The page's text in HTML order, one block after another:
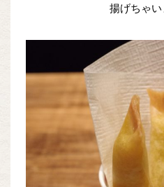
揚げちゃい